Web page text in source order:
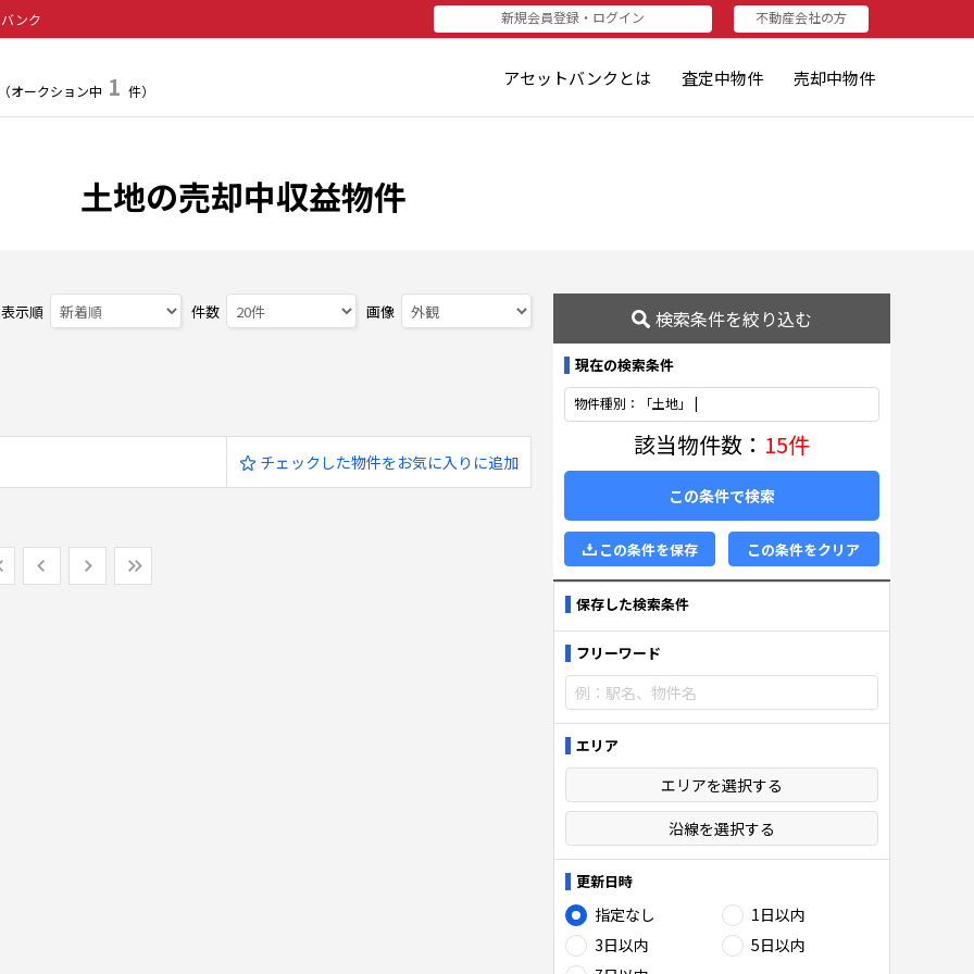
ンク
（オークション中 1 件）
新規会員登録・ログイン
不動産会社の方
アセットバンクとは 査定中物件 売却中物件
土地の売却中収益物件
検索条件を絞り込む
現在の検索条件
物件種別：「土地」 |
該当物件数： 15件
この条件で検索
この条件を保存 この条件をクリア
保存した検索条件
フリーワード
エリア
エリアを選択する
沿線を選択する
更新日時
指定なし
1日以内
3日以内
5日以内
表示順 件数 画像
チェックした物件をお気に入りに追加